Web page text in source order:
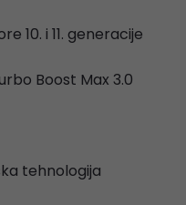
10. i 11. generacije
Boost Max 3.0
tehnologija